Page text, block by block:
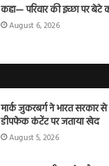
कहा— परिवार की इच्छा पर
August 6, 2026
मार्क जुकरबर्ग ने भारत सरकार
डीपफेक कंटेंट पर जताया खेद
August 5, 2026